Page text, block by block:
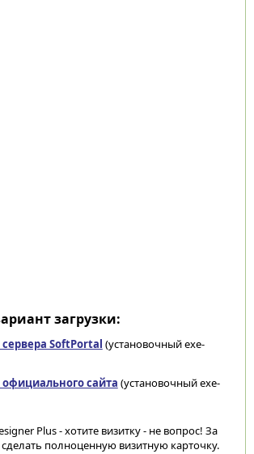
загрузки:
сервера SoftPortal (установочный exe-
официального сайта (установочный exe-
Plus - хотите визитку - не вопрос! За
полноценную визитную карточку.